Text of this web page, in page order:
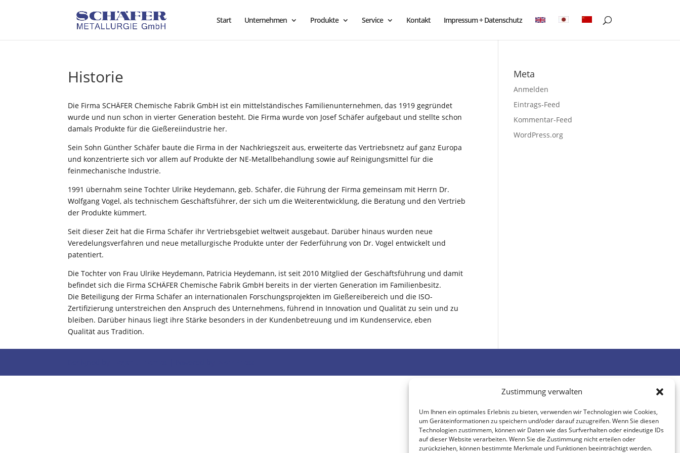
Zustimmung verwalten
Um Ihnen ein optimales Erlebnis zu bieten, verwenden wir Technologien wie Cookies,
um Geräteinformationen zu speichern und/oder darauf zuzugreifen. Wenn Sie diesen
Technologien zustimmem, können wir Daten wie das Surfverhalten oder eindeutige IDs
auf dieser Website verarbeiten. Wenn Sie die Zustimmung nicht erteilen oder
zurückziehen, können bestimmte Merkmale und Funktionen beeinträchtigt werden.
Start Unternehmen Produkte Service Kontakt Impressum + Datenschutz
Historie
Die Firma SCHÄFER Chemische Fabrik GmbH ist ein mittelständisches Familienunternehmen, das 1919 gegründet
wurde und nun schon in vierter Generation besteht. Die Firma wurde von Josef Schäfer aufgebaut und stellte schon
damals Produkte für die Gießereiindustrie her.
Sein Sohn Günther Schäfer baute die Firma in der Nachkriegszeit aus, erweiterte das Vertriebsnetz auf ganz Europa
und konzentrierte sich vor allem auf Produkte der NE-Metallbehandlung sowie auf Reinigungsmittel für die
feinmechanische Industrie.
1991 übernahm seine Tochter Ulrike Heydemann, geb. Schäfer, die Führung der Firma gemeinsam mit Herrn Dr.
Wolfgang Vogel, als technischem Geschäftsführer, der sich um die Weiterentwicklung, die Beratung und den Vertrieb
der Produkte kümmert.
Seit dieser Zeit hat die Firma Schäfer ihr Vertriebsgebiet weltweit ausgebaut. Darüber hinaus wurden neue
Veredelungsverfahren und neue metallurgische Produkte unter der Federführung von Dr. Vogel entwickelt und
patentiert.
Die Tochter von Frau Ulrike Heydemann, Patricia Heydemann, ist seit 2010 Mitglied der Geschäftsführung und damit
befindet sich die Firma SCHÄFER Chemische Fabrik GmbH bereits in der vierten Generation im Familienbesitz.
Die Beteiligung der Firma Schäfer an internationalen Forschungsprojekten im Gießereibereich und die ISO-
Zertifizierung unterstreichen den Anspruch des Unternehmens, führend in Innovation und Qualität zu sein und zu
bleiben. Darüber hinaus liegt ihre Stärke besonders in der Kundenbetreuung und im Kundenservice, eben
Qualität aus Tradition.
Meta
Anmelden
Eintrags-Feed
Kommentar-Feed
WordPress.org